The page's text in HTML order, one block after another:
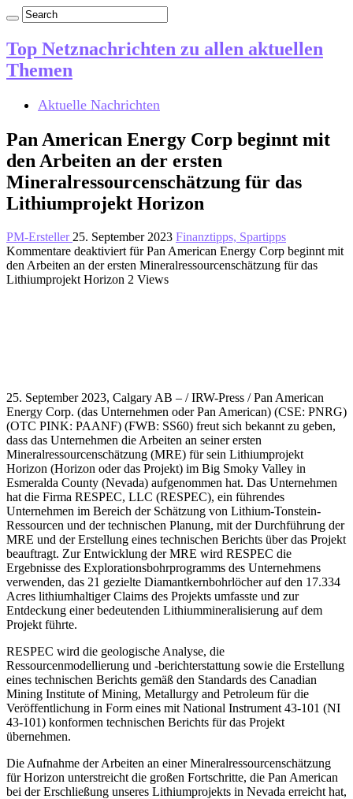
Top Netznachrichten zu allen aktuellen
Themen
Aktuelle Nachrichten
Pan American Energy Corp beginnt mit
den Arbeiten an der ersten
Mineralressourcenschätzung für das
Lithiumprojekt Horizon
PM-Ersteller 25. September 2023 Finanztipps, Spartipps
Kommentare deaktiviert für Pan American Energy Corp beginnt mit
den Arbeiten an der ersten Mineralressourcenschätzung für das
Lithiumprojekt Horizon 2 Views
25. September 2023, Calgary AB – / IRW-Press / Pan American
Energy Corp. (das Unternehmen oder Pan American) (CSE: PNRG)
(OTC PINK: PAANF) (FWB: SS60) freut sich bekannt zu geben,
dass das Unternehmen die Arbeiten an seiner ersten
Mineralressourcenschätzung (MRE) für sein Lithiumprojekt
Horizon (Horizon oder das Projekt) im Big Smoky Valley in
Esmeralda County (Nevada) aufgenommen hat. Das Unternehmen
hat die Firma RESPEC, LLC (RESPEC), ein führendes
Unternehmen im Bereich der Schätzung von Lithium-Tonstein-
Ressourcen und der technischen Planung, mit der Durchführung der
MRE und der Erstellung eines technischen Berichts über das Projekt
beauftragt. Zur Entwicklung der MRE wird RESPEC die
Ergebnisse des Explorationsbohrprogramms des Unternehmens
verwenden, das 21 gezielte Diamantkernbohrlöcher auf den 17.334
Acres lithiumhaltiger Claims des Projekts umfasste und zur
Entdeckung einer bedeutenden Lithiummineralisierung auf dem
Projekt führte.
RESPEC wird die geologische Analyse, die
Ressourcenmodellierung und -berichterstattung sowie die Erstellung
eines technischen Berichts gemäß den Standards des Canadian
Mining Institute of Mining, Metallurgy and Petroleum für die
Veröffentlichung in Form eines mit National Instrument 43-101 (NI
43-101) konformen technischen Berichts für das Projekt
übernehmen.
Die Aufnahme der Arbeiten an einer Mineralressourcenschätzung
für Horizon unterstreicht die großen Fortschritte, die Pan American
bei der Erschließung unseres Lithiumprojekts in Nevada erreicht hat,